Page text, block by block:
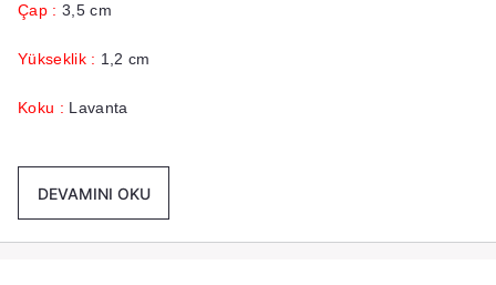
Çap : 3,5 cm
Yükseklik : 1,2 cm
Koku : Lavanta
Yanma Süresi : 3 ila 3.5 Saat
DEVAMINI OKU